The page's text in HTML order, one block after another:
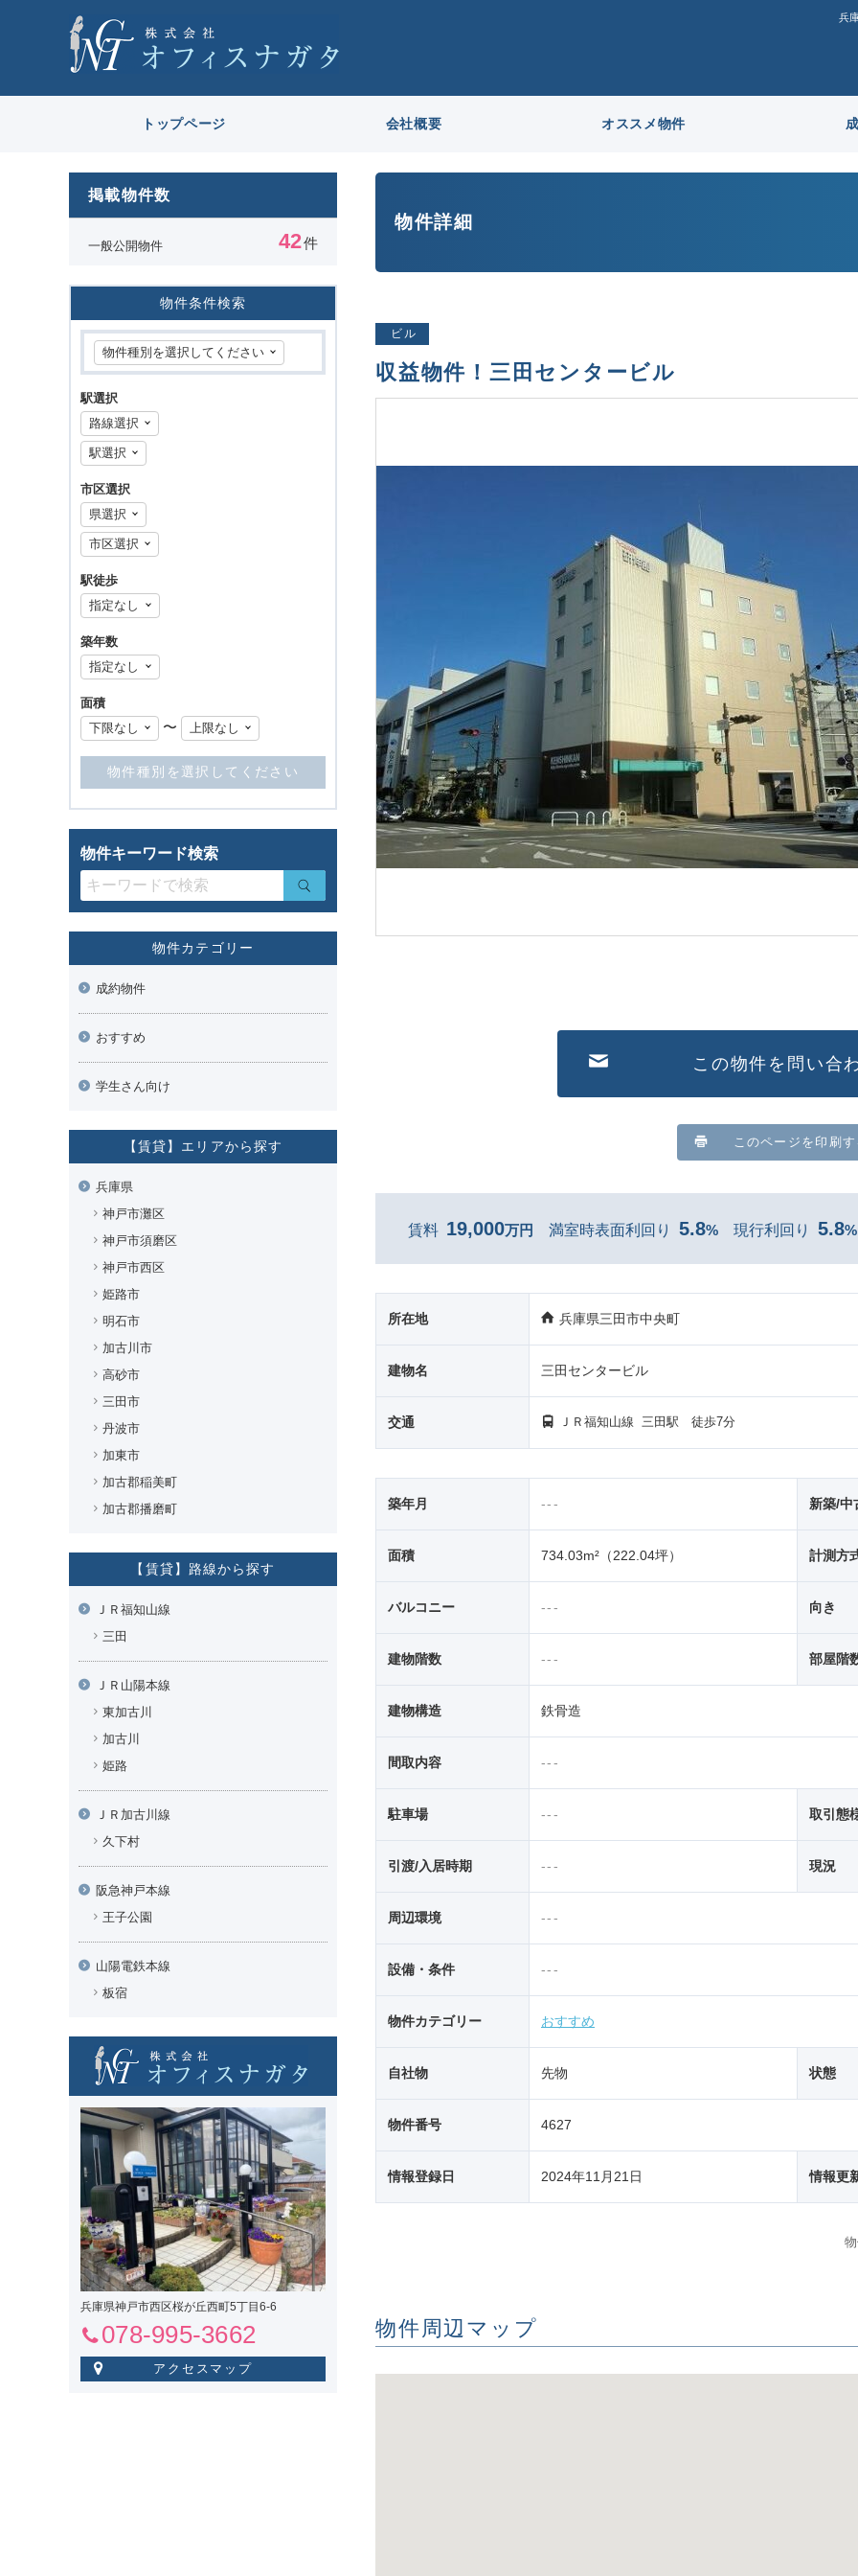
兵
トップページ 会社概要 オススメ物件
物件詳細
ビル
収益物件！三田センタービル
この物件を問い合
このページを印刷す
賃料 19,000万円 満室時表面利回り 5.8% 現行利回り 5.8%
所在地 兵庫県三田市中央町
建物名 三田センタービル
交通 ＪＲ福知山線 三田駅 徒歩7分
築年月 --- 新築/中
面積 734.03m² （222.04坪） 計測方
バルコニー --- 向き
建物階数 --- 部屋階
建物構造 鉄骨造
間取内容 ---
駐車場 --- 取引態
引渡/入居時期 --- 現況
周辺環境 ---
設備・条件 ---
物件カテゴリー おすすめ
自社物 先物 状態
物件番号 4627
情報登録日 2024年11月21日 情報更
物件周辺マップ
掲載物件数
一般公開物件 42件
物件条件検索
駅選択
市区選択
駅徒歩
築年数
面積
〜
物件キーワード検索
物件カテゴリー
成約物件
おすすめ
学生さん向け
【賃貸】エリアから探す
兵庫県
神戸市灘区
神戸市須磨区
神戸市西区
姫路市
明石市
加古川市
高砂市
三田市
丹波市
加東市
加古郡稲美町
加古郡播磨町
【賃貸】路線から探す
ＪＲ福知山線
三田
ＪＲ山陽本線
東加古川
加古川
姫路
ＪＲ加古川線
久下村
阪急神戸本線
王子公園
山陽電鉄本線
板宿
兵庫県神戸市西区桜が丘西町5丁目6-6
078-995-3662
アクセスマップ